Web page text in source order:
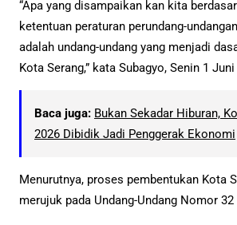
“Apa yang disampaikan kan kita
ketentuan peraturan perundang-
adalah undang-undang yang menjadi
Kota Serang,” kata Subagyo, Senin 1 Juni
Baca juga: Bukan Sekadar Hiburan,
2026 Dibidik Jadi Penggerak Ekonomi
Menurutnya, proses pembentukan Kota
merujuk pada Undang-Undang Nomor 32